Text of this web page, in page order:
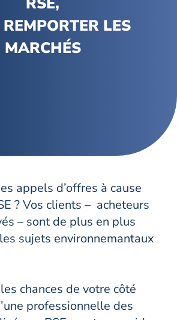
LES
MARCHÉS
appels d’offres à cause
? Vos clients – acheteurs
– sont de plus en plus
sujets environnemantaux
chances de votre côté
professionnelle des